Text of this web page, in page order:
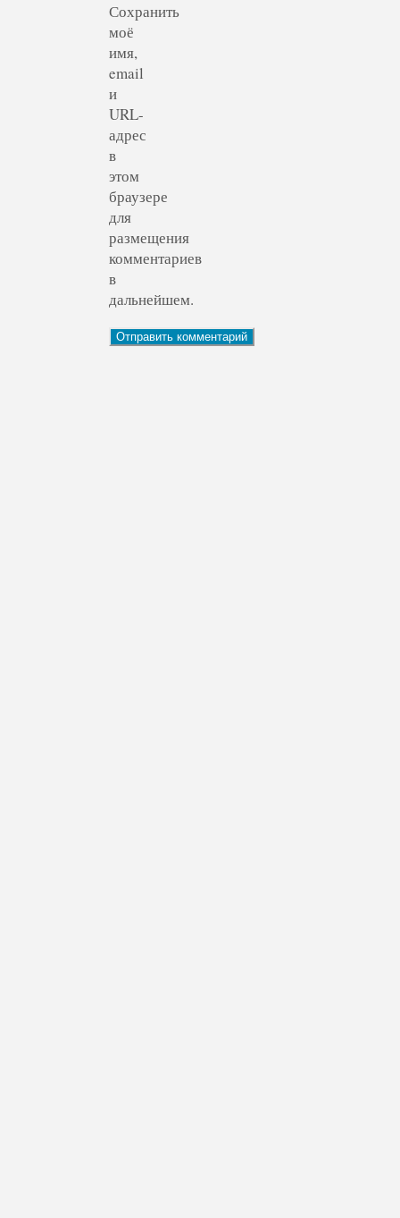
Сохранить
моё
имя,
email
и
URL-
адрес
в
этом
браузере
для
размещения
комментариев
в
дальнейшем.